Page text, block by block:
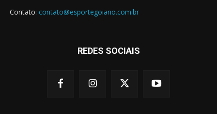
Contato: contato@esportegoiano.com.br
REDES SOCIAIS